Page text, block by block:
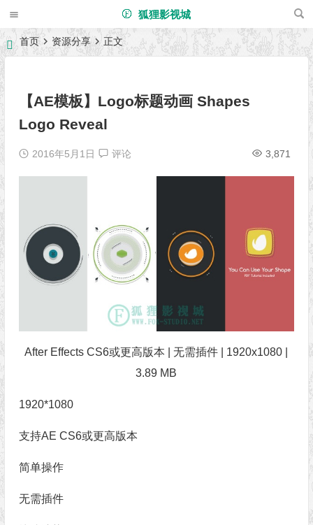
狐狸影视城
首页 资源分享 正文
【AE模板】Logo标题动画 Shapes
Logo Reveal
2016年5月1日 评论 3,871
After Effects CS6或更高版本 | 无需插件 | 1920x1080 |
3.89 MB
1920*1080
支持AE CS6或更高版本
简单操作
无需插件